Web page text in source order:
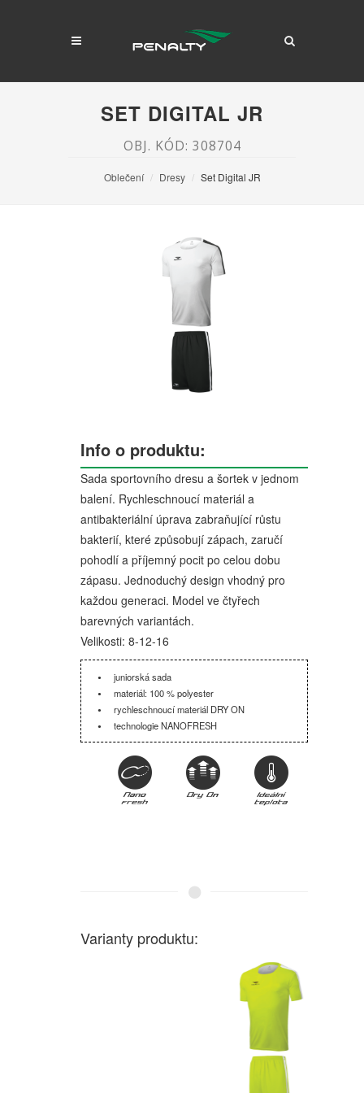
SET DIGITAL JR
OBJ. KÓD: 308704
Oblečení Dresy Set Digital JR
Info o produktu:
Sada sportovního dresu a šortek v jednom
balení. Rychleschnoucí materiál a
antibakteriální úprava zabraňující růstu
bakterií, které způsobují zápach, zaručí
pohodlí a příjemný pocit po celou dobu
zápasu. Jednoduchý design vhodný pro
každou generaci. Model ve čtyřech
barevných variantách.
Velikosti: 8-12-16
juniorská sada
materiál: 100 % polyester
rychleschnoucí materiál DRY ON
technologie NANOFRESH
Varianty produktu: